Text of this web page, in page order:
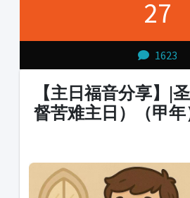
27
1623
【主日福音分享】|
督苦难主日）（甲年